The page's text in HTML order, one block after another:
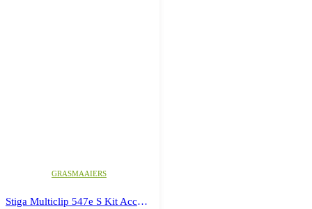
GRASMAAIERS
Stiga Multiclip 547e S Kit Accu grasmaaier